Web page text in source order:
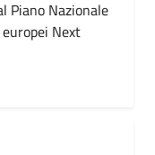
Piano Nazionale
Next